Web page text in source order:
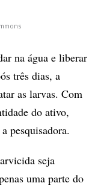
na água e liberar
três dias, a
as larvas. Com
do ativo,
pesquisadora.
seja
uma parte do